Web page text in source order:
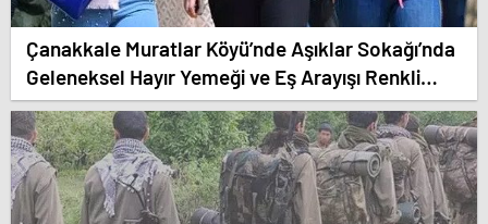
Çanakkale Muratlar Köyü’nde Aşıklar Sokağı’nda
Geleneksel Hayır Yemeği ve Eş Arayışı Renkli
Görüntülere Sahne Oldu